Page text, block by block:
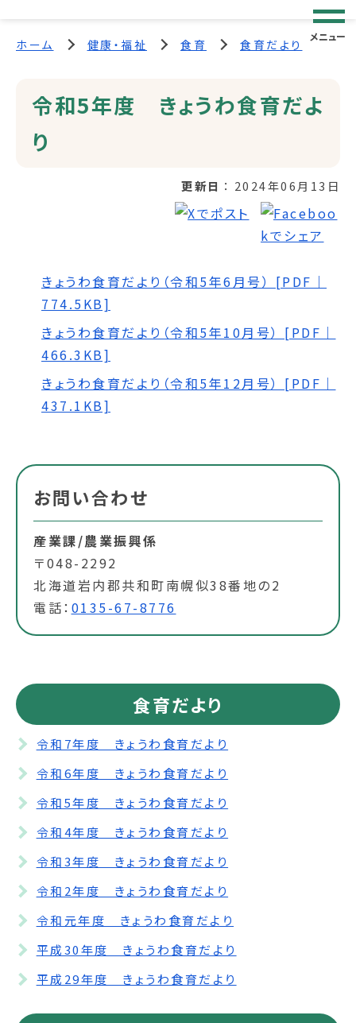
メニュー
ホーム 健康・福祉 食育 食育だより
令和5年度 きょうわ食育だよ
り
更新日 2024年06月13日
きょうわ食育だより（令和5年6月号） [PDF｜
774.5KB]
きょうわ食育だより（令和5年10月号） [PDF｜
466.3KB]
きょうわ食育だより（令和5年12月号） [PDF｜
437.1KB]
お問い合わせ
産業課/農業振興係
〒048-2292
北海道岩内郡共和町南幌似38番地の2
電話： 0135-67-8776
食育だより
令和7年度 きょうわ食育だより
令和6年度 きょうわ食育だより
令和5年度 きょうわ食育だより
令和4年度 きょうわ食育だより
令和3年度 きょうわ食育だより
令和2年度 きょうわ食育だより
令和元年度 きょうわ食育だより
平成30年度 きょうわ食育だより
平成29年度 きょうわ食育だより